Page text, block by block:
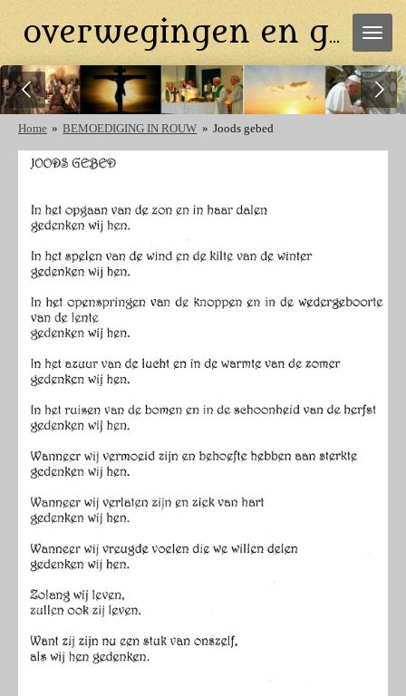
direct
de
hoofdinhoud
overwegingen en gebeden
Home » BEMOEDIGING IN ROUW » Joods gebed